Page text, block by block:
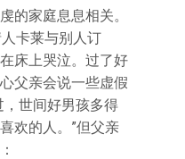
的家庭息息相关。
卡莱与别人订
床上哭泣。过了好
父亲会说一些虚假
，世间好男孩多得
欢的人。”但父亲